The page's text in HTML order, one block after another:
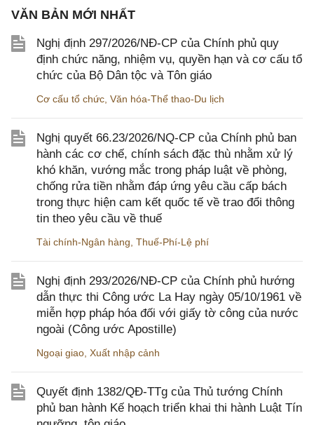
VĂN BẢN MỚI NHẤT
Nghị định 297/2026/NĐ-CP của Chính phủ quy
định chức năng, nhiệm vụ, quyền hạn và cơ cấu tổ
chức của Bộ Dân tộc và Tôn giáo
Cơ cấu tổ chức Văn hóa-Thể thao-Du lịch
Nghị quyết 66.23/2026/NQ-CP của Chính phủ ban
hành các cơ chế, chính sách đặc thù nhằm xử lý
khó khăn, vướng mắc trong pháp luật về phòng,
chống rửa tiền nhằm đáp ứng yêu cầu cấp bách
trong thực hiện cam kết quốc tế về trao đổi thông
tin theo yêu cầu về thuế
Tài chính-Ngân hàng Thuế-Phí-Lệ phí
Nghị định 293/2026/NĐ-CP của Chính phủ hướng
dẫn thực thi Công ước La Hay ngày 05/10/1961 về
miễn hợp pháp hóa đối với giấy tờ công của nước
ngoài (Công ước Apostille)
Ngoại giao Xuất nhập cảnh
Quyết định 1382/QĐ-TTg của Thủ tướng Chính
phủ ban hành Kế hoạch triển khai thi hành Luật Tín